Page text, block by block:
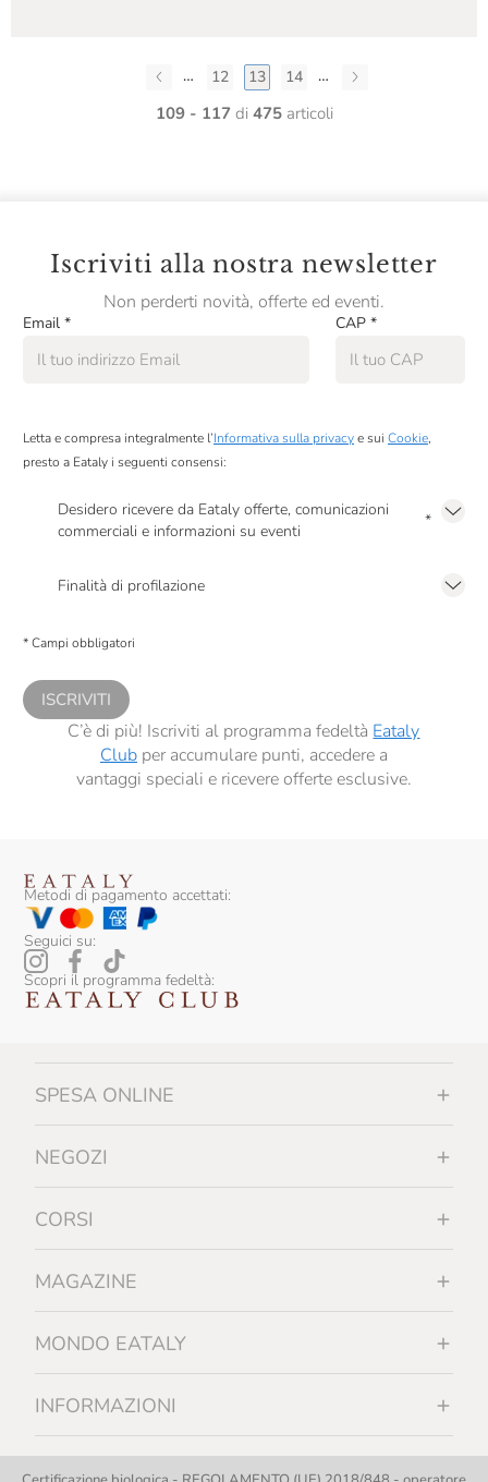
… 12 13 14 …
109 - 117di 475articoli
Iscriviti alla nostra newsletter
Non perderti novità, offerte ed eventi.
Email * CAP *
Letta e compresa integralmente l’Informativa sulla privacye sui Cookie,
presto a Eataly i seguenti consensi:
Desidero ricevere da Eataly offerte, comunicazioni
commerciali e informazioni su eventi
*
Finalità di profilazione
comunicazioni commerciali personalizzate, in caso di consenso prestato ai
* Campi obbligatori
ISCRIVITI
C’è di più! Iscriviti al programma fedeltà Eataly
Clubper accumulare punti, accedere a
vantaggi speciali e ricevere offerte esclusive.
Metodi di pagamento accettati:
Seguici su:
Scopri il programma fedeltà:
SPESA ONLINE
NEGOZI
CORSI
MAGAZINE
MONDO EATALY
INFORMAZIONI